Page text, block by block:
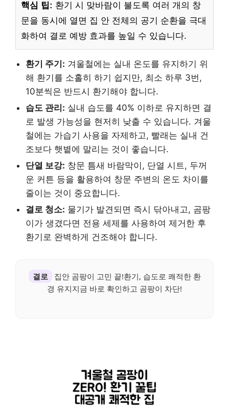
핵심 팁: 환기 시 맞바람이 불도록 여러 개의 창
문을 동시에 열면 집 안 전체의 공기 순환을 극대
화하여 결로 예방 효과를 높일 수 있습니다.
환기 주기: 겨울철에는 실내 온도를 유지하기 위
해 환기를 소홀히 하기 쉽지만, 최소 하루 3번,
10분씩은 반드시 환기해야 합니다.
습도 관리: 실내 습도를 40% 이하로 유지하면 결
로 발생 가능성을 현저히 낮출 수 있습니다. 겨울
철에는 가습기 사용을 자제하고, 빨래는 실내 건
조보다 햇볕에 말리는 것이 좋습니다.
단열 보강: 창문 틈새 바람막이, 단열 시트, 두꺼
운 커튼 등을 활용하여 창문 주변의 온도 차이를
줄이는 것이 중요합니다.
결로 청소: 물기가 발견되면 즉시 닦아내고, 곰팡
이가 생겼다면 전용 세제를 사용하여 제거한 후
환기로 완벽하게 건조해야 합니다.
결로
집안 곰팡이 고민 끝!환기, 습도로 쾌적한 환
경 유지지금 바로 확인하고 곰팡이 차단!